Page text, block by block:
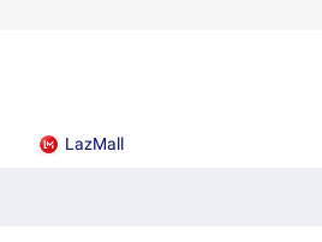
LazMall